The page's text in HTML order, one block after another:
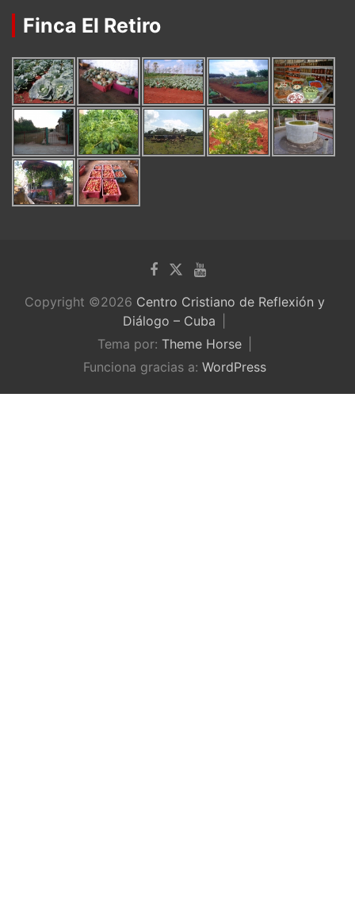
Finca El Retiro
Copyright ©2026 Centro Cristiano de Reflexión y
Diálogo – Cuba
Tema por: Theme Horse
Funciona gracias a: WordPress